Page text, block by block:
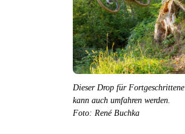
Dieser Drop für Fortgeschrittene
kann auch umfahren werden.
Foto: René Buchka